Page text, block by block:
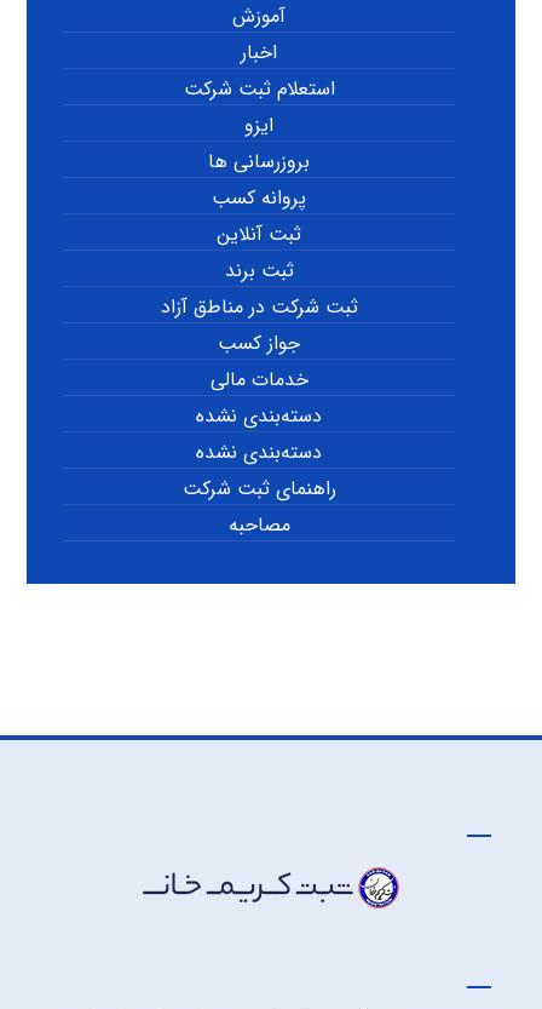
آموزش
اخبار
استعلام ثبت شرکت
ایزو
بروزرسانی ها
پروانه کسب
ثبت آنلاین
ثبت برند
ثبت شرکت در مناطق آزاد
جواز کسب
خدمات مالی
دسته‌بندی نشده
دسته‌بندی نشده
راهنمای ثبت شرکت
مصاحبه